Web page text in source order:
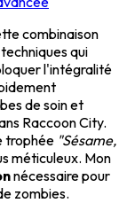
combinaison
qui
l'intégralité
de soin et
Raccoon City.
trophée "Sésame,
méticuleux. Mon
nécessaire pour
zombies.